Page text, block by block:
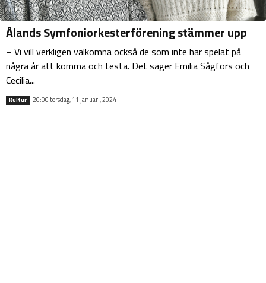
Ålands Symfoniorkesterförening stämmer upp
– Vi vill verkligen välkomna också de som inte har spelat på
några år att komma och testa. Det säger Emilia Sågfors och
Cecilia...
Kultur 20:00 torsdag, 11 januari, 2024